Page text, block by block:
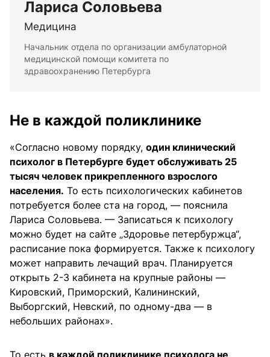
Лариса Соловьева
Медицина
Начальник отдела по организации амбулаторной
медицинской помощи комитета по
здравоохранению Петербурга
Не в каждой поликлинике
«Согласно новому порядку, один клинический
психолог в Петербурге будет обслуживать 25
тысяч человек прикрепленного взрослого
населения. То есть психологических кабинетов
потребуется более ста на город, — пояснила
Лариса Соловьева. — Записаться к психологу
можно будет на сайте „Здоровье петербуржца“,
расписание пока формируется. Также к психологу
может направить лечащий врач. Планируется
открыть 2-3 кабинета на крупные районы —
Кировский, Приморский, Калининский,
Выборгский, Невский, по одному-два — в
небольших районах».